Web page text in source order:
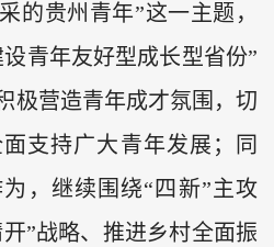
的贵州青年”这一主题，
青年友好型成长型省份”
极营造青年成才氛围，切
支持广大青年发展；同
，继续围绕“四新”主攻
”战略、推进乡村全面振